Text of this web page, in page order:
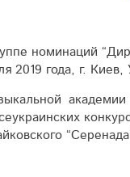
номинаций
2019 года, г. Киев,